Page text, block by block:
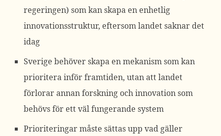
regeringen) som kan skapa en enhetlig
innovationsstruktur, eftersom landet saknar det
idag
Sverige behöver skapa en mekanism som kan
prioritera inför framtiden, utan att landet
förlorar annan forskning och innovation som
behövs för ett väl fungerande system
Prioriteringar måste sättas upp vad gäller